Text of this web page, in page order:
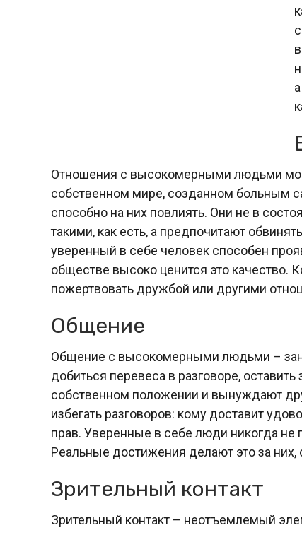
Отношения с высокомерными людьми
собственном мире, созданном больным
способно на них повлиять. Они не в
такими, как есть, а предпочитают
уверенный в себе человек способен
обществе высоко ценится это качество.
пожертвовать дружбой или другими
Общение
Общение с высокомерными людьми –
добиться перевеса в разговоре,
собственном положении и вынуждают
избегать разговоров: кому доставит
прав. Уверенные в себе люди никогда не
Реальные достижения делают это за
Зрительный контакт
Зрительный контакт – неотъемлемый